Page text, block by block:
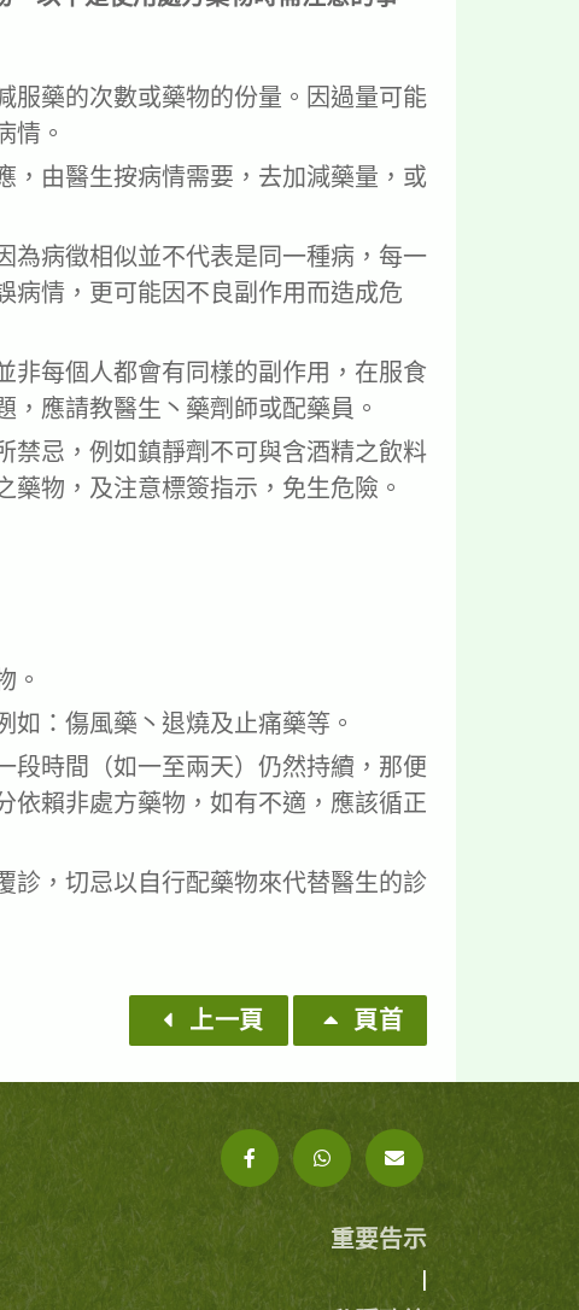
服藥的次數或藥物的份量。因過量可能
情。
，由醫生按病情需要，去加減藥量，或
為病徵相似並不代表是同一種病，每一
病情，更可能因不良副作用而造成危
非每個人都會有同樣的副作用，在服食
應請教醫生丶藥劑師或配藥員。
禁忌，例如鎮靜劑不可與含酒精之飲料
物，及注意標簽指示，免生危險。
。
：傷風藥丶退燒及止痛藥等。
段時間（如一至兩天）仍然持續，那便
依賴非處方藥物，如有不適，應該循正
診，切忌以自行配藥物來代替醫生的診
上一頁 頁首
重要告示